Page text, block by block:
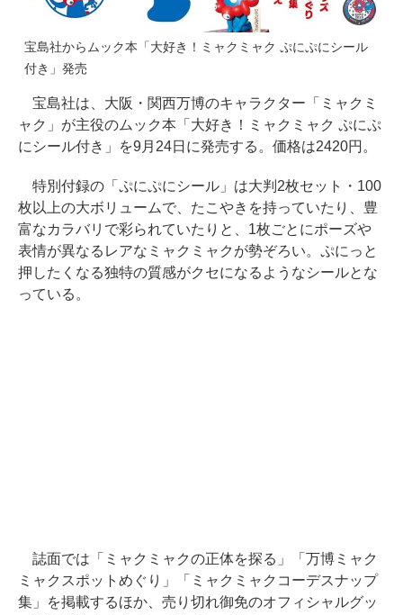
宝島社からムック本「大好き！ミャクミャク ぷにぷにシール
付き」発売
宝島社は、大阪・関西万博のキャラクター「ミャクミ
ャク」が主役のムック本「大好き！ミャクミャク ぷにぷ
にシール付き」を9月24日に発売する。価格は2420円。
特別付録の「ぷにぷにシール」は大判2枚セット・100
枚以上の大ボリュームで、たこやきを持っていたり、豊
富なカラバリで彩られていたりと、1枚ごとにポーズや
表情が異なるレアなミャクミャクが勢ぞろい。ぷにっと
押したくなる独特の質感がクセになるようなシールとな
っている。
誌面では「ミャクミャクの正体を探る」「万博ミャク
ミャクスポットめぐり」「ミャクミャクコーデスナップ
集」を掲載するほか、売り切れ御免のオフィシャルグッ